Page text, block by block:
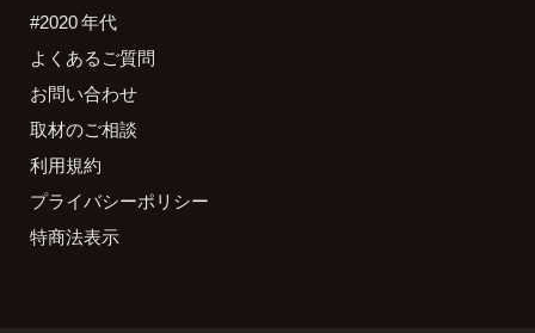
#2020 年代
よくあるご質問
お問い合わせ
取材のご相談
利用規約
プライバシーポリシー
特商法表示